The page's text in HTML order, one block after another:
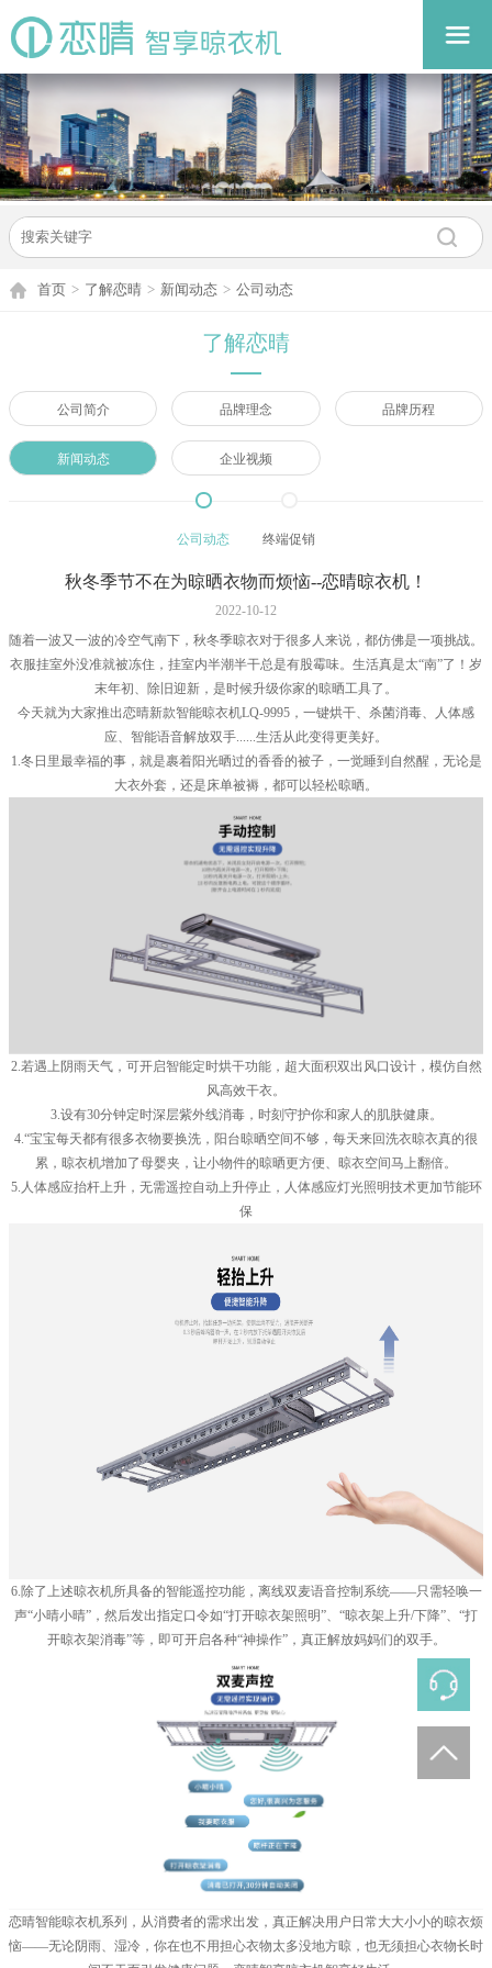
首页 > 了解恋晴 > 新闻动态 > 公司动态
了解恋晴
公司简介 品牌理念 品牌历程
新闻动态 企业视频
公司动态 终端促销
秋冬季节不在为晾晒衣物而烦恼--恋晴晾衣机！
2022-10-12
随着一波又一波的冷空气南下，秋冬季晾衣对于很多人来说，都仿佛是一项挑战。
衣服挂室外没准就被冻住，挂室内半潮半干总是有股霉味。生活真是太“南”了！岁
末年初、除旧迎新，是时候升级你家的晾晒工具了。
今天就为大家推出恋晴新款智能晾衣机LQ-9995，一键烘干、杀菌消毒、人体感
应、智能语音解放双手......生活从此变得更美好。
1.冬日里最幸福的事，就是裹着阳光晒过的香香的被子，一觉睡到自然醒，无论是
大衣外套，还是床单被褥，都可以轻松晾晒。
2.若遇上阴雨天气，可开启智能定时烘干功能，超大面积双出风口设计，模仿自然
风高效干衣。
3.设有30分钟定时深层紫外线消毒，时刻守护你和家人的肌肤健康。
4.“宝宝每天都有很多衣物要换洗，阳台晾晒空间不够，每天来回洗衣晾衣真的很
累，晾衣机增加了母婴夹，让小物件的晾晒更方便、晾衣空间马上翻倍。
5.人体感应抬杆上升，无需遥控自动上升停止，人体感应灯光照明技术更加节能环
保
6.除了上述晾衣机所具备的智能遥控功能，离线双麦语音控制系统——只需轻唤一
声“小晴小晴”，然后发出指定口令如“打开晾衣架照明”、“晾衣架上升/下降”、“打
开晾衣架消毒”等，即可开启各种“神操作”，真正解放妈妈们的双手。
恋晴智能晾衣机系列，从消费者的需求出发，真正解决用户日常大大小小的晾衣烦
恼——无论阴雨、湿冷，你在也不用担心衣物太多没地方晾，也无须担心衣物长时